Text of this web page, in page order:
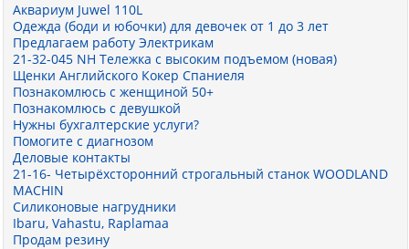
Аквариум Juwel 110L
Одежда (боди и юбочки) для девочек от 1 до 3 лет
Предлагаем работу Электрикам
21-32-045 NH Тележка с высоким подъемом (новая)
Щенки Английского Кокер Спаниеля
Познакомлюсь с женщиной 50+
Познакомлюсь с девушкой
Нужны бухгалтерские услуги?
Помогите с диагнозом
Деловые контакты
21-16- Четырёхсторонний строгальный станок WOODLAND
MACHIN
Силиконовые нагрудники
Ibaru, Vahastu, Raplamaa
Продам резину